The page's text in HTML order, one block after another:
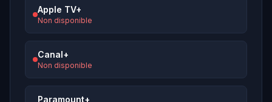
Apple TV+
Non disponible
Canal+
Non disponible
Paramount+